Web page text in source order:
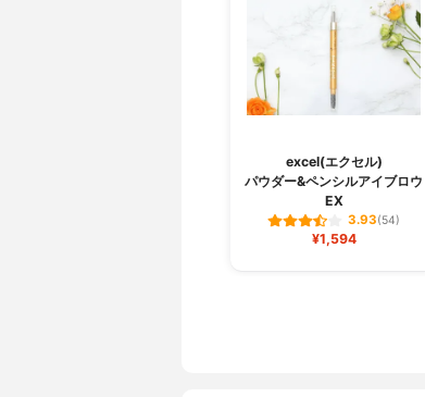
excel(エクセル)
パウダー&ペンシルアイブロウ
EX
3.93(54)
¥1,594